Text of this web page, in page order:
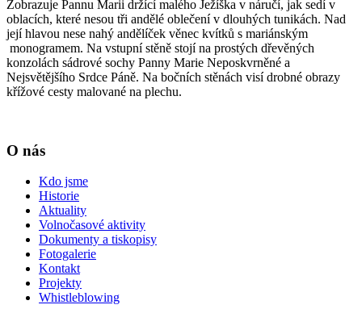
Zobrazuje Pannu Marii držící malého Ježíška v náručí, jak sedí v
oblacích, které nesou tři andělé oblečení v dlouhých tunikách. Nad
její hlavou nese nahý andělíček věnec kvítků s mariánským
monogramem. Na vstupní stěně stojí na prostých dřevěných
konzolách sádrové sochy Panny Marie Neposkvrněné a
Nejsvětějšího Srdce Páně. Na bočních stěnách visí drobné obrazy
křížové cesty malované na plechu.
O nás
Kdo jsme
Historie
Aktuality
Volnočasové aktivity
Dokumenty a tiskopisy
Fotogalerie
Kontakt
Projekty
Whistleblowing